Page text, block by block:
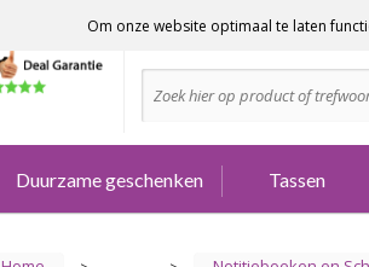
Advies nodig?
Duurzame geschenken Tassen
Om onze website optimaal te laten